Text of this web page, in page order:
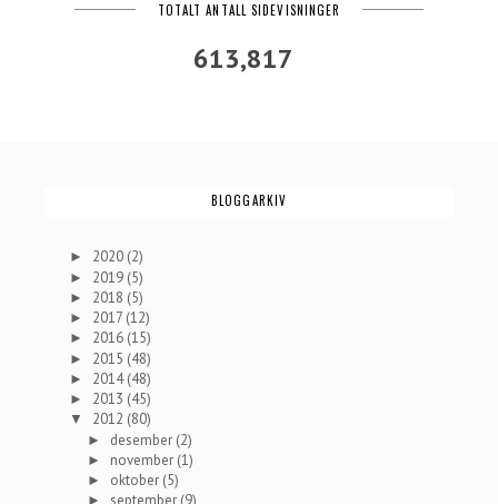
TOTALT ANTALL SIDEVISNINGER
613,817
BLOGGARKIV
► 2020 (2)
► 2019 (5)
► 2018 (5)
► 2017 (12)
► 2016 (15)
► 2015 (48)
► 2014(48)
► 2013 (45)
▼ 2012 (80)
► desember (2)
► november (1)
► oktober (5)
►